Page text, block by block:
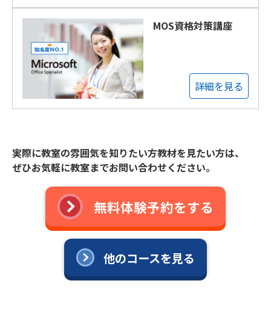
MOS資格対策講座
詳細を見る
実際に教室の雰囲気を知りたい方教材を見たい方は、
ぜひお気軽に教室までお問い合わせください。
無料体験予約をする
他のコースを見る